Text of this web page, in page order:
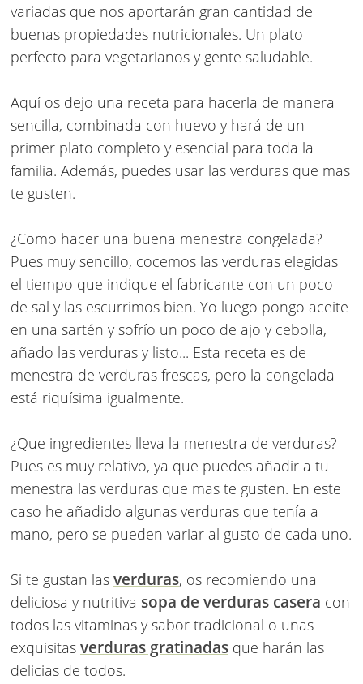
variadas que nos aportarán gran cantidad de
buenas propiedades nutricionales. Un plato
perfecto para vegetarianos y gente saludable.
Aquí os dejo una receta para hacerla de manera
sencilla, combinada con huevo y hará de un
primer plato completo y esencial para toda la
familia. Además, puedes usar las verduras que mas
te gusten.
¿Como hacer una buena menestra congelada?
Pues muy sencillo, cocemos las verduras elegidas
el tiempo que indique el fabricante con un poco
de sal y las escurrimos bien. Yo luego pongo aceite
en una sartén y sofrío un poco de ajo y cebolla,
añado las verduras y listo... Esta receta es de
menestra de verduras frescas, pero la congelada
está riquísima igualmente.
¿Que ingredientes lleva la menestra de verduras?
Pues es muy relativo, ya que puedes añadir a tu
menestra las verduras que mas te gusten. En este
caso he añadido algunas verduras que tenía a
mano, pero se pueden variar al gusto de cada uno.
Si te gustan las verduras, os recomiendo una
deliciosa y nutritiva sopa de verduras casera con
todos las vitaminas y sabor tradicional o unas
exquisitas verduras gratinadas que harán las
delicias de todos.